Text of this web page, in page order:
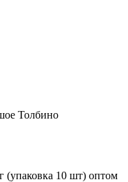
Толбино
(упаковка 10 шт) оптом